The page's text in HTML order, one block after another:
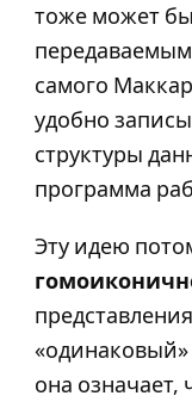
тоже может
самого
удобно
структуры
программа
Эту идею
она означает,